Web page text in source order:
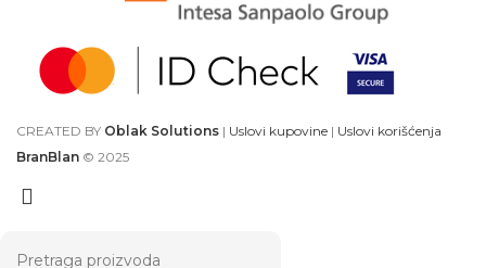
CREATED BY Oblak Solutions | Uslovi kupovine | Uslovi korišćenja
BranBlan © 2025